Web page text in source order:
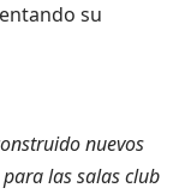
su
nuevos
las salas club